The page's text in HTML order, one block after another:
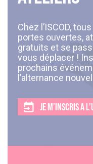
Chez l’ISCOD,
portes ouvertes,
gratuits et se
vous déplacer !
prochains
l’alternance
JE M’INSCRIS A